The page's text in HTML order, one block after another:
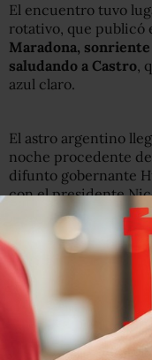
El encuentro tuvo
rotativo, que publicó
Maradona,
saludando a Castro,
azul claro.
El astro argentino
noche procedente
difunto gobernante
con el presidente